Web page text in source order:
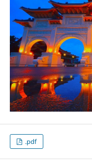
.pdf